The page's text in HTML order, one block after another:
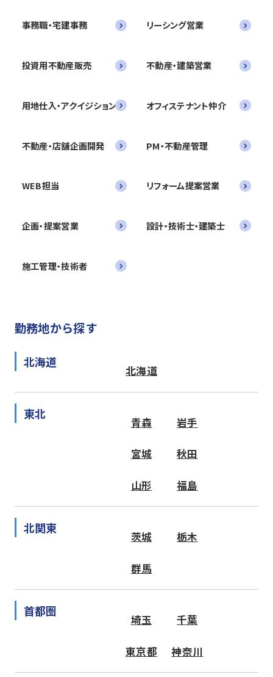
事務職・宅建事務 リーシング営業
投資用不動産販売 不動産・建築営業
用地仕入・アクイジション オフィステナント仲介
不動産・店舗企画開発 PM・不動産管理
WEB担当 リフォーム提案営業
企画・提案営業 設計・技術士・建築士
施工管理・技術者
勤務地から探す
北海道
北海道
東北
青森 岩手
宮城 秋田
山形 福島
北関東
茨城 栃木
群馬
首都圏
埼玉 千葉
東京都 神奈川